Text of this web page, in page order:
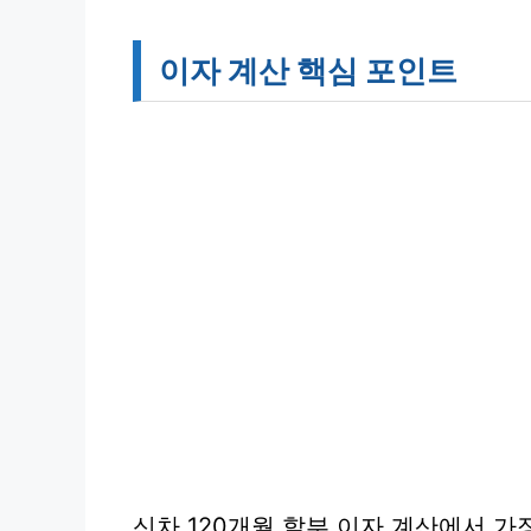
이자 계산 핵심 포인트